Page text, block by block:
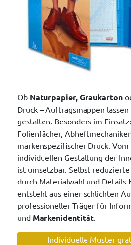
Ob Naturpapier, Graukarton
Druck – Auftragsmappen
gestalten. Besonders im Einsatz:
Folienfächer,
markenspezifischer Druck. Vom
individuellen Gestaltung der
ist umsetzbar. Selbst
durch Materialwahl und Details
entsteht aus einer schlichten
professioneller Träger für
und Markenidentität.
Individuelle Muster